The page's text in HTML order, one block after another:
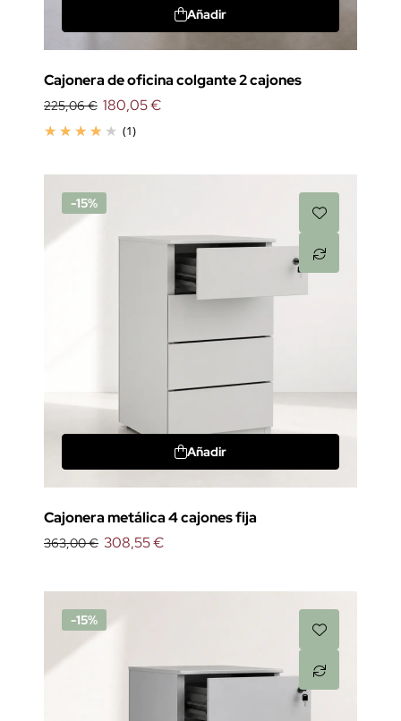
Añadir
Cajonera de oficina colgante 2 cajones
225,06 €
(1)
180,05 €
-15%
Añadir
Cajonera metálica 4 cajones fija
363,00 € 308,55 €
-15%